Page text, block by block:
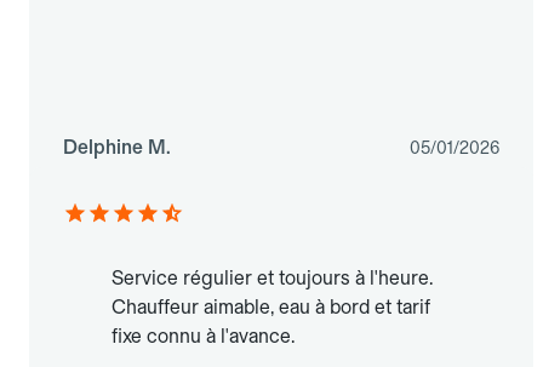
Delphine M. 05/01/2026
Service régulier et toujours à l'heure.
Chauffeur aimable, eau à bord et tarif
fixe connu à l'avance.